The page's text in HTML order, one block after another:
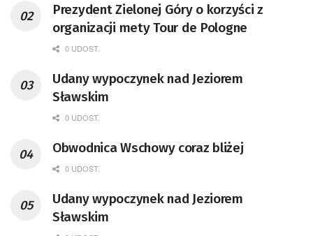
Prezydent Zielonej Góry o korzyści z
organizacji mety Tour de Pologne
0 UDOST.
Udany wypoczynek nad Jeziorem
Sławskim
0 UDOST.
Obwodnica Wschowy coraz bliżej
0 UDOST.
Udany wypoczynek nad Jeziorem
Sławskim